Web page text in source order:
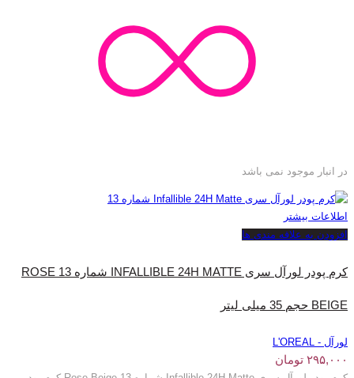
در انبار موجود نمی باشد
اطلاعات بیشتر
افزودن به علاقه مندی ها
کرم پودر لورآل سری INFALLIBLE 24H MATTE شماره 13 ROSE
BEIGE حجم 35 میلی‌ لیتر
لورآل - L'OREAL
۲۹۵,۰۰۰ تومان